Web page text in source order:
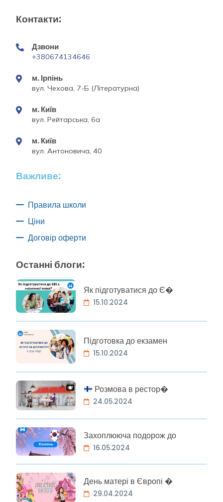
Контакти:
Дзвони
+380674134646
м. Ірпінь
вул. Чехова, 7-Б (Літературна)
м. Київ
вул. Рейтарська, 6а
м. Київ
вул. Антоновича, 40
Важливе:
Правила школи
Ціни
Договір оферти
Останні блоги:
Як підготуватися до Є�
15.10.2024
Підготовка до екзамен
15.10.2024
Розмова в рестор�
24.05.2024
Захоплююча подорож до
16.05.2024
День матері в Європі �
29.04.2024